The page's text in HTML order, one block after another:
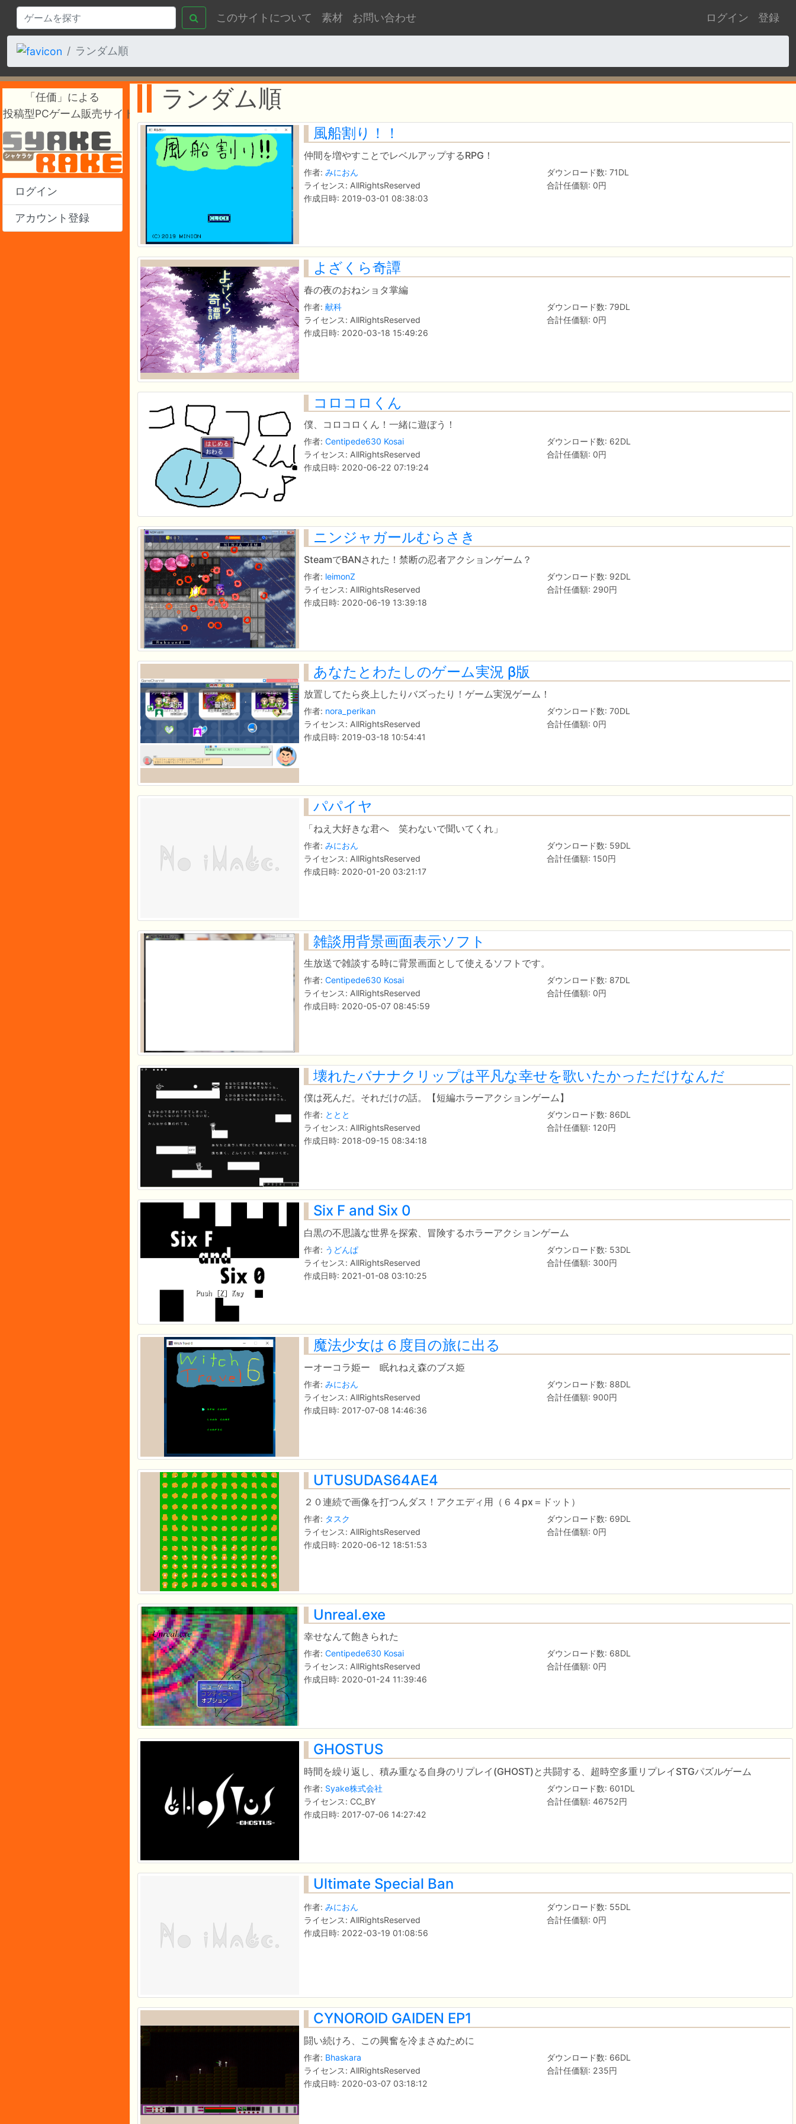
このサイトについて 素材 お問い合わせ ログイン 登録
ランダム順
「任価」による
投稿型PCゲーム販売サイト
ログイン
アカウント登録
ランダム順
風船割り！！
仲間を増やすことでレベルアップするRPG！
作者: みにおん
ライセンス: AllRightsReserved
作成日時: 2019-03-01 08:38:03
ダウンロード数: 71DL
合計任価額: 0円
よざくら奇譚
春の夜のおねショタ掌編
作者: 献科
ライセンス: AllRightsReserved
作成日時: 2020-03-18 15:49:26
ダウンロード数: 79DL
合計任価額: 0円
コロコロくん
僕、コロコロくん！一緒に遊ぼう！
作者: Centipede630 Kosai
ライセンス: AllRightsReserved
作成日時: 2020-06-22 07:19:24
ダウンロード数: 62DL
合計任価額: 0円
ニンジャガールむらさき
SteamでBANされた！禁断の忍者アクションゲーム？
作者: leimonZ
ライセンス: AllRightsReserved
作成日時: 2020-06-19 13:39:18
ダウンロード数: 92DL
合計任価額: 290円
あなたとわたしのゲーム実況 β版
放置してたら炎上したりバズったり！ゲーム実況ゲーム！
作者: nora_perikan
ライセンス: AllRightsReserved
作成日時: 2019-03-18 10:54:41
ダウンロード数: 70DL
合計任価額: 0円
パパイヤ
「ねえ大好きな君へ 笑わないで聞いてくれ」
作者: みにおん
ライセンス: AllRightsReserved
作成日時: 2020-01-20 03:21:17
ダウンロード数: 59DL
合計任価額: 150円
雑談用背景画面表示ソフト
生放送で雑談する時に背景画面として使えるソフトです。
作者: Centipede630 Kosai
ライセンス: AllRightsReserved
作成日時: 2020-05-07 08:45:59
ダウンロード数: 87DL
合計任価額: 0円
壊れたバナナクリップは平凡な幸せを歌いたかっただけなんだ
僕は死んだ。それだけの話。【短編ホラーアクションゲーム】
作者: ととと
ライセンス: AllRightsReserved
作成日時: 2018-09-15 08:34:18
ダウンロード数: 86DL
合計任価額: 120円
Six F and Six 0
白黒の不思議な世界を探索、冒険するホラーアクションゲーム
作者: うどんぱ
ライセンス: AllRightsReserved
作成日時: 2021-01-08 03:10:25
ダウンロード数: 53DL
合計任価額: 300円
魔法少女は６度目の旅に出る
ーオーコラ姫ー 眠れねえ森のブス姫
作者: みにおん
ライセンス: AllRightsReserved
作成日時: 2017-07-08 14:46:36
ダウンロード数: 88DL
合計任価額: 900円
UTUSUDAS64AE4
２０連続で画像を打つんダス！アクエディ用（６４px＝ドット）
作者: タスク
ライセンス: AllRightsReserved
作成日時: 2020-06-12 18:51:53
ダウンロード数: 69DL
合計任価額: 0円
Unreal.exe
幸せなんて飽きられた
作者: Centipede630 Kosai
ライセンス: AllRightsReserved
作成日時: 2020-01-24 11:39:46
ダウンロード数: 68DL
合計任価額: 0円
GHOSTUS
時間を繰り返し、積み重なる自身のリプレイ(GHOST)と共闘する、超時空多重リプレイSTGパズルゲーム
作者: Syake株式会社
ライセンス: CC_BY
作成日時: 2017-07-06 14:27:42
ダウンロード数: 601DL
合計任価額: 46752円
Ultimate Special Ban
作者: みにおん
ライセンス: AllRightsReserved
作成日時: 2022-03-19 01:08:56
ダウンロード数: 55DL
合計任価額: 0円
CYNOROID GAIDEN EP1
闘い続けろ、この興奮を冷まさぬために
作者: Bhaskara
ライセンス: AllRightsReserved
作成日時: 2020-03-07 03:18:12
ダウンロード数: 66DL
合計任価額: 235円